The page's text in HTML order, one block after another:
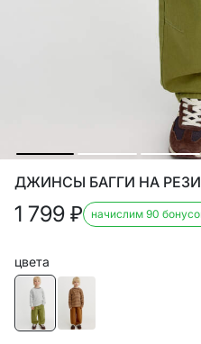
ДЖИНСЫ БАГГИ НА
1 799 ₽ начислим 90
цвета